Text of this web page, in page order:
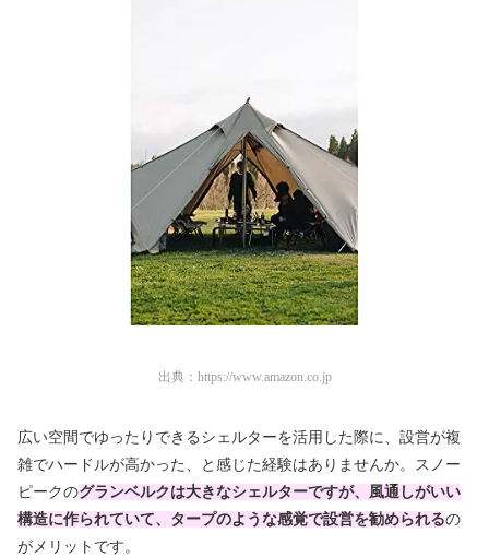
出典： https://www.amazon.co.jp
広い空間でゆったりできるシェルターを活用した際に、設営が複
雑でハードルが高かった、と感じた経験はありませんか。スノー
ピークのグランベルクは大きなシェルターですが、風通しがいい
構造に作られていて、タープのような感覚で設営を勧められるの
がメリットです。